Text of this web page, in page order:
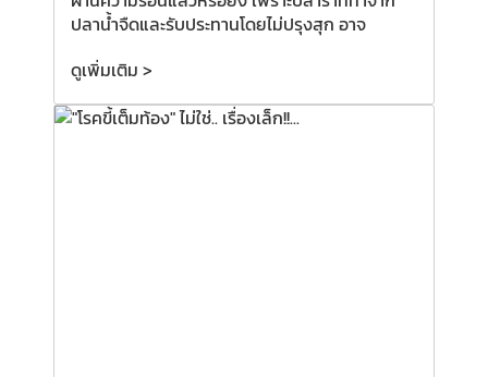
ปลาน้ำจืดและรับประทานโดยไม่ปรุงสุก อาจ
ดูเพิ่มเติม >